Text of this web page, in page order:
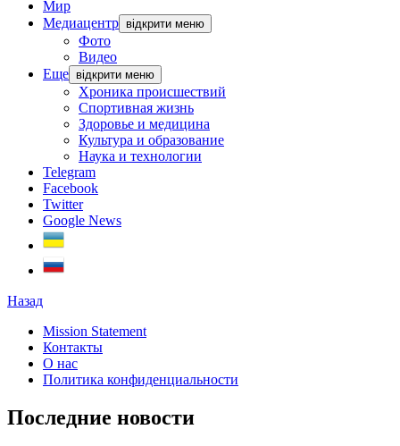
Мир
Медиацентр відкрити меню
Фото
Видео
Еще відкрити меню
Хроника происшествий
Спортивная жизнь
Здоровье и медицина
Культура и образование
Наука и технологии
Telegram
Facebook
Twitter
Google News
Назад
Mission Statement
Контакты
О нас
Политика конфиденциальности
Последние новости